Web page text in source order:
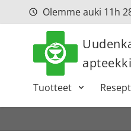
Siirry sisältöönOlemme auki 11h
apteekki
Tuotteet